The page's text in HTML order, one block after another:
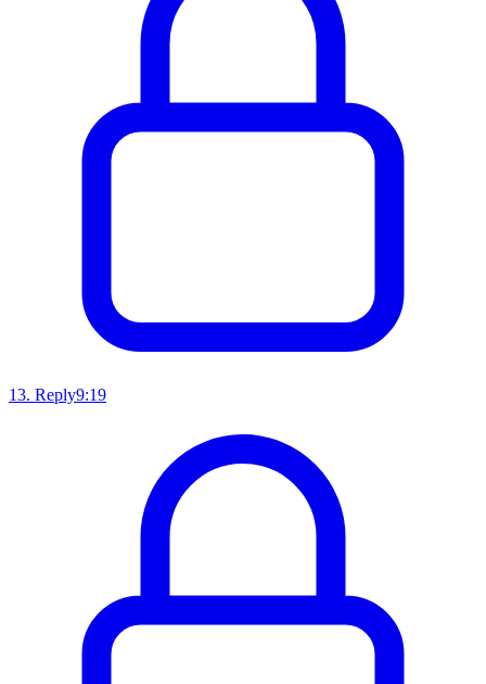
13. Reply9:19